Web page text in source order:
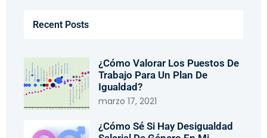
Recent Posts
¿Cómo Valorar Los Puestos De
Trabajo Para Un Plan De
Igualdad?
marzo 17, 2021
¿Cómo Sé Si Hay Desigualdad